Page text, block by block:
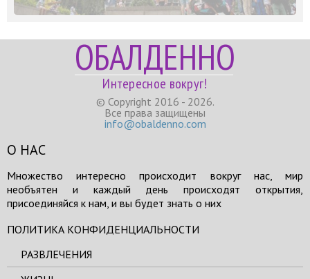
ОБАЛДЕННО
Интересное вокруг!
© Copyright 2016 - 2026.
Все права защищены
info@obaldenno.com
О НАС
Множество интересно происходит вокруг нас, мир
необъятен и каждый день происходят открытия,
присоединяйся к нам, и вы будет знать о них
ПОЛИТИКА КОНФИДЕНЦИАЛЬНОСТИ
РАЗВЛЕЧЕНИЯ